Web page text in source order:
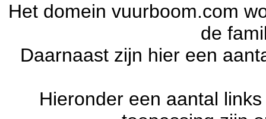
Het domein vuurboom.com
de
Daarnaast zijn hier een
Hieronder een aantal